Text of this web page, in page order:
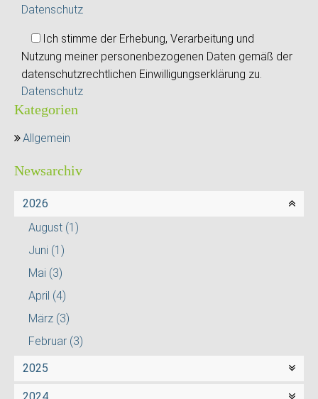
Datenschutz
Ich stimme der Erhebung, Verarbeitung und
Nutzung meiner personenbezogenen Daten gemäß der
datenschutzrechtlichen Einwilligungserklärung zu.
Datenschutz
Kategorien
Allgemein
Newsarchiv
2026
August (1)
Juni (1)
Mai (3)
April (4)
März (3)
Februar (3)
2025